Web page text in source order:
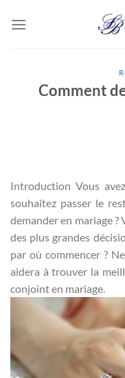
Comment
Introduction Vous
souhaitez passer le
demander en mariage
des plus grandes
par où commencer ?
aidera à trouver la
conjoint en mariage.